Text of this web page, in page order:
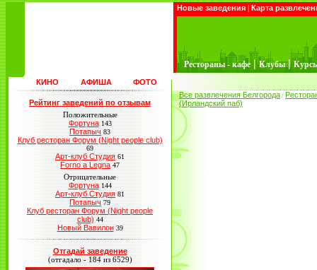
Новые заведения | Карта
Рестораны - кафе | Клубы |
КИНО АФИША ФОТО
Рейтинг заведений по отзывам
Положительные
Фортуна 143
Потапыч 83
Клуб ресторан Форум (Night people club)
69
Арт-клуб Студия 61
Forno a Legna 47
Отрицательные
Фортуна 144
Арт-клуб Студия 81
Потапыч 79
Клуб ресторан Форум (Night people
club) 44
Новый Вавилон 39
Отгадай заведение
(отгадало - 184 из 6529)
Все развлечения Белгорода /
(Ирландский паб)